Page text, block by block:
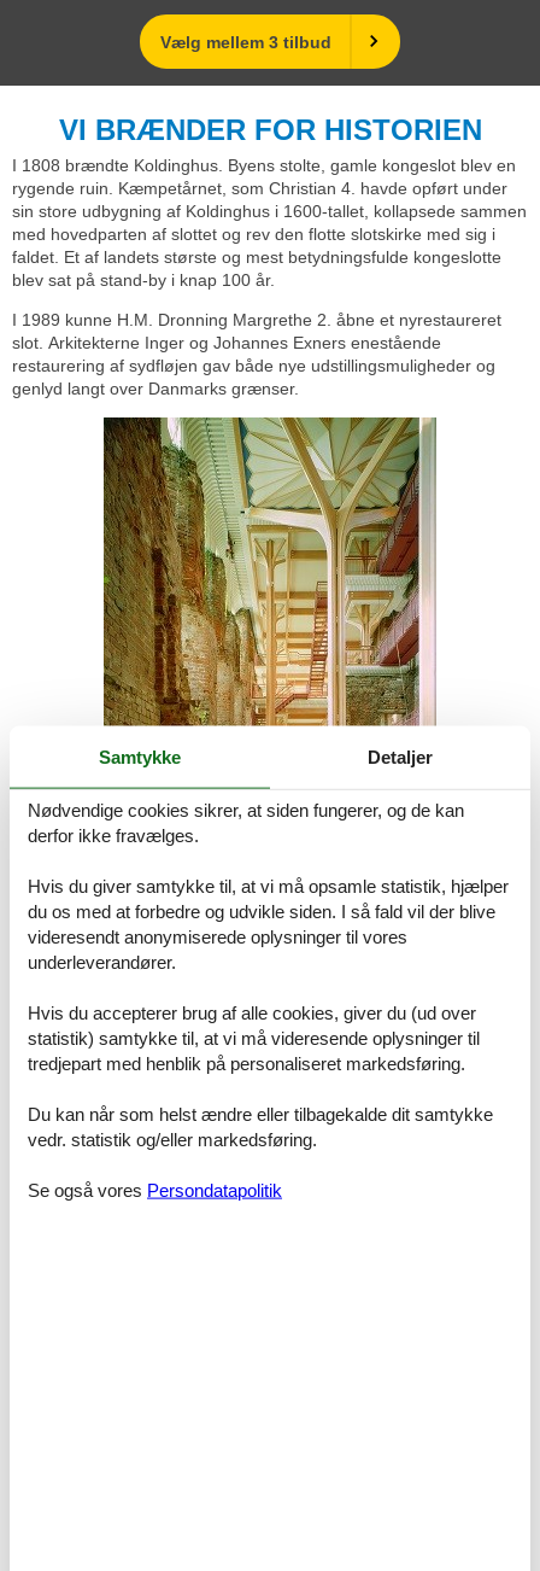
Vælg mellem 3 tilbud
VI BRÆNDER FOR HISTORIEN
I 1808 brændte Koldinghus. Byens stolte, gamle kongeslot blev en
rygende ruin. Kæmpetårnet, som Christian 4. havde opført under
sin store udbygning af Koldinghus i 1600-tallet, kollapsede sammen
med hovedparten af slottet og rev den flotte slotskirke med sig i
faldet. Et af landets største og mest betydningsfulde kongeslotte
blev sat på stand-by i knap 100 år.
I 1989 kunne H.M. Dronning Margrethe 2. åbne et nyrestaureret
slot. Arkitekterne Inger og Johannes Exners enestående
restaurering af sydfløjen gav både nye udstillingsmuligheder og
genlyd langt over Danmarks grænser.
Koldinghus har en af landets største samlinger af dansk sølv.
Samlingen, der spænder fra renæssancen til i dag, kan opleves i en
udstilling, hvor museets finde samling af ældre dansk sølv
stilistisk og tidsmæssigt passer sammen.
Samtykke Detaljer
Nødvendige cookies sikrer, at siden fungerer, og de kan
derfor ikke fravælges.
Hvis du giver samtykke til, at vi må opsamle statistik, hjælper
du os med at forbedre og udvikle siden. I så fald vil der blive
videresendt anonymiserede oplysninger til vores
underleverandører.
Hvis du accepterer brug af alle cookies, giver du (ud over
statistik) samtykke til, at vi må videresende oplysninger til
tredjepart med henblik på personaliseret markedsføring.
Du kan når som helst ændre eller tilbagekalde dit samtykke
vedr. statistik og/eller markedsføring.
Se også vores Persondatapolitik